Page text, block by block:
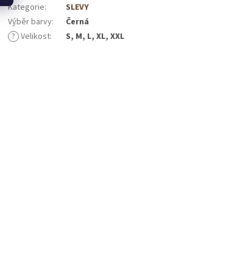
Kategorie:
SLEVY
Výběr barvy:
Černá
? Velikost: S, M, L, XL, XXL